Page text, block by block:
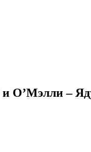
и О’Мэлли –